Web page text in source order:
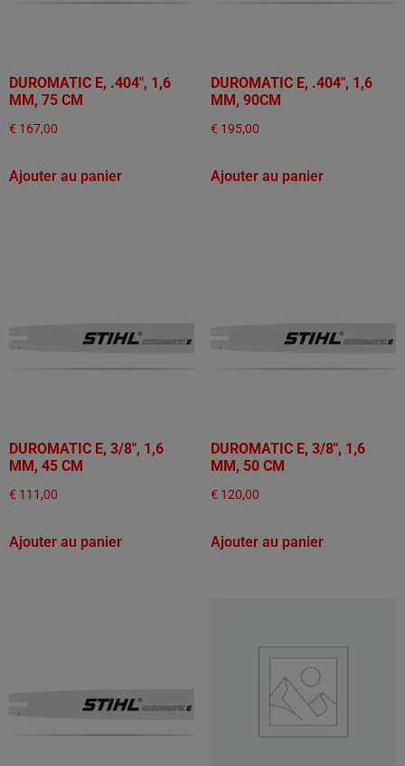
DUROMATIC E, .404", 1,6
MM, 75 CM
€ 167,00
Ajouter au panier
DUROMATIC E, .404", 1,6
MM, 90CM
€ 195,00
Ajouter au panier
DUROMATIC E, 3/8", 1,6
MM, 45 CM
€ 111,00
Ajouter au panier
DUROMATIC E, 3/8", 1,6
MM, 50 CM
€ 120,00
Ajouter au panier